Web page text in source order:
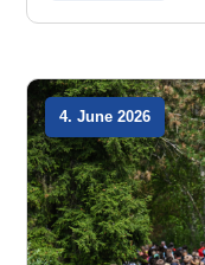
4. June 2026